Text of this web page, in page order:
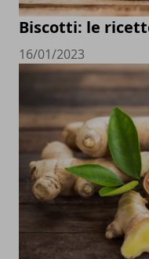
Biscotti: le
16/01/2023